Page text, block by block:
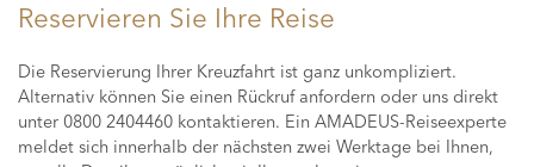
Reservieren Sie Ihre Reise
Die Reservierung Ihrer Kreuzfahrt ist ganz unkompliziert.
Alternativ können Sie einen Rückruf anfordern oder uns direkt
unter 0800 2404460 kontaktieren. Ein AMADEUS-Reiseexperte
meldet sich innerhalb der nächsten zwei Werktage bei Ihnen,